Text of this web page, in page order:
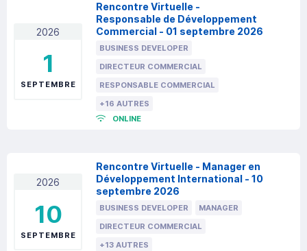
2026
1
SEPTEMBRE
Rencontre Virtuelle -
Responsable de Développement
Commercial - 01 septembre 2026
BUSINESS DEVELOPER
DIRECTEUR COMMERCIAL
RESPONSABLE COMMERCIAL
+16 AUTRES
ONLINE
2026
10
SEPTEMBRE
Rencontre Virtuelle - Manager en
Développement International - 10
septembre 2026
BUSINESS DEVELOPER
MANAGER
DIRECTEUR COMMERCIAL
+13 AUTRES